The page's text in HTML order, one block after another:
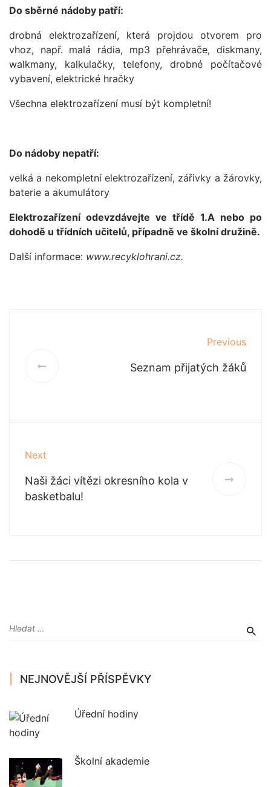
Do sběrné nádoby patří:
drobná elektrozařízení, která projdou otvorem pro
vhoz, např. malá rádia, mp3 přehrávače, diskmany,
walkmany, kalkulačky, telefony, drobné počítačové
vybavení, elektrické hračky
Všechna elektrozařízení musí být kompletní!
Do nádoby nepatří:
velká a nekompletní elektrozařízení, zářivky a žárovky,
baterie a akumulátory
Elektrozařízení odevzdávejte ve třídě 1.A nebo po
dohodě u třídních učitelů, případně ve školní družině.
Další informace: www.recyklohrani.cz.
Previous
Seznam přijatých žáků
Next
Naši žáci vítězi okresního kola v
basketbalu!
NEJNOVĚJŠÍ PŘÍSPĚVKY
Úřední hodiny
Školní akademie